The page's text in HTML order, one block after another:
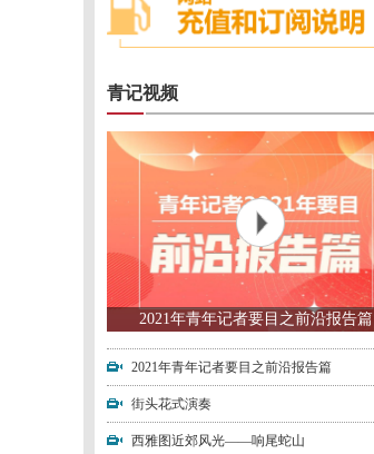
青记视频
2021年青年记者要目之前沿报告篇
2021年青年记者要目之前沿报告篇
街头花式演奏
西雅图近郊风光——响尾蛇山